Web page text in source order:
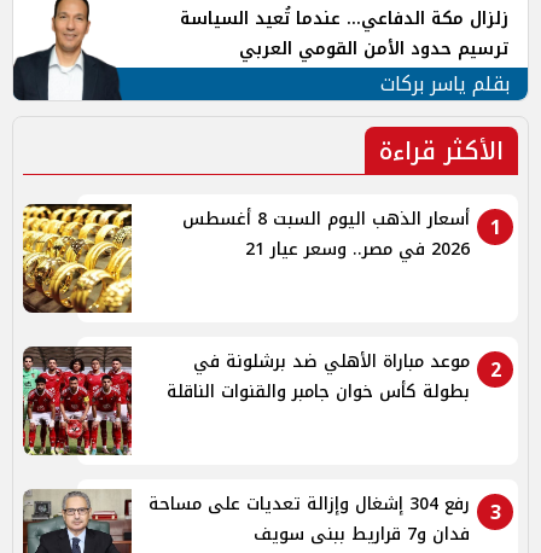
زلزال مكة الدفاعي... عندما تُعيد السياسة
ترسيم حدود الأمن القومي العربي
بقلم ياسر بركات
الأكثر قراءة
1
أسعار الذهب اليوم السبت 8 أغسطس
2026 في مصر.. وسعر عيار 21
2
موعد مباراة الأهلي ضد برشلونة في
بطولة كأس خوان جامبر والقنوات الناقلة
3
رفع 304 إشغال وإزالة تعديات على مساحة
فدان و7 قراريط ببنى سويف